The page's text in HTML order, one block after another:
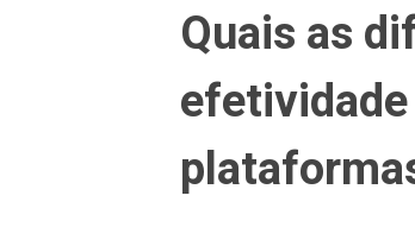
Quais as